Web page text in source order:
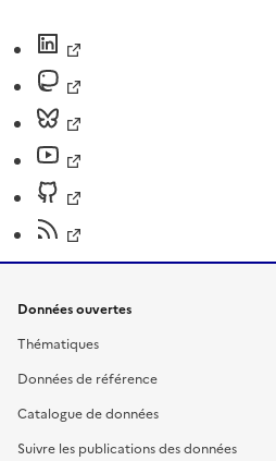
Données ouvertes
Thématiques
Données de référence
Catalogue de données
Suivre les publications des données